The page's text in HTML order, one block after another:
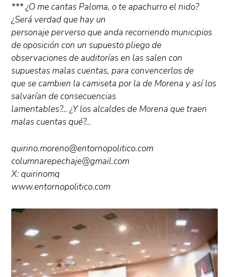
*** ¿O me cantas Paloma, o te apachurro el nido?
¿Será verdad que hay un
personaje perverso que anda recorriendo municipios
de oposición con un supuesto pliego de
observaciones de auditorías en las salen con
supuestas malas cuentas, para convencerlos de
que se cambien la camiseta por la de Morena y así los
salvarían de consecuencias
lamentables?… ¿Y los alcaldes de Morena que traen
malas cuentas qué?…
quirino.moreno@entornopolitico.com
columnarepechaje@gmail.com
X: quirinomq
www.entornopolitico.com